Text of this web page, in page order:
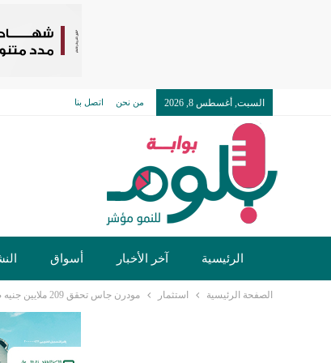
السبت, أغسطس 8, 2026 من نحن اتصل بنا
الرئيسية آخر الأخبار أسواق
الصفحة الرئيسية استثمار مودرن جاس تحقق 209 ملايين جنيه صافي ربح خلال 2025 بنمو 49.6%